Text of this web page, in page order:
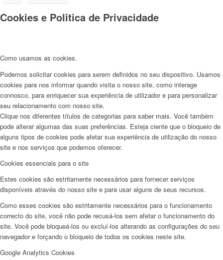
Cookies e Politica de Privacidade
Como usamos as cookies.
Podemos solicitar cookies para serem definidos no seu dispositivo. Usamos
cookies para nos informar quando visita o nosso site, como interage
connosco, para enriquecer sua experiência de utilizador e para personalizar
seu relacionamento com nosso site.
Clique nos diferentes títulos de categorias para saber mais. Você também
pode alterar algumas das suas preferências. Esteja ciente que o bloqueio de
alguns tipos de cookies pode afetar sua experiência de utilização do nosso
site e nos serviços que podemos oferecer.
Cookies essenciais para o site
Estes cookies são estritamente necessários para fornecer serviços
disponíveis através do nosso site e para usar alguns de seus recursos.
Como esses cookies são estritamente necessários para o funcionamento
correcto do site, você não pode recusá-los sem afetar o funcionamento do
site. Você pode bloqueá-los ou excluí-los alterando as configurações do seu
navegador e forçando o bloqueio de todos os cookies neste site.
Google Analytics Cookies